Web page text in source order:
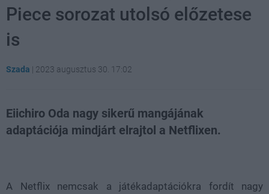
Piece sorozat utolsó előzetese
is
Szada | 2023 augusztus 30. 17:02
Eiichiro Oda nagy sikerű mangájának
adaptációja mindjárt elrajtol a Netflixen.
A Netflix nemcsak a játékadaptációkra fordít nagy